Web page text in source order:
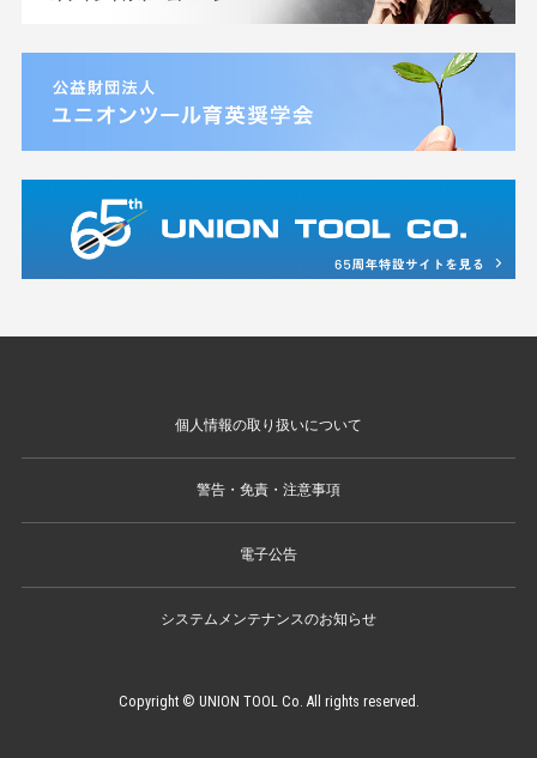
個人情報の取り扱いについて
警告・免責・注意事項
電子公告
システムメンテナンスのお知らせ
Copyright © UNION TOOL Co. All rights reserved.